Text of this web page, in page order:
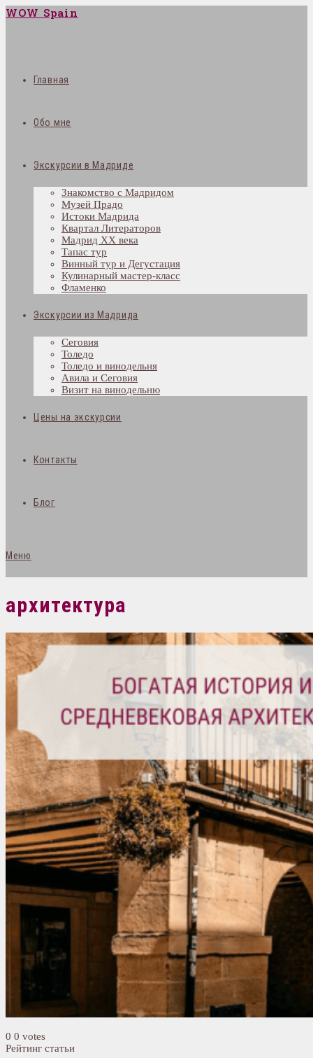
WOW Spain
Главная
Обо мне
Экскурсии в Мадриде
Знакомство с Мадридом
Музей Прадо
Истоки Мадрида
Квартал Литераторов
Мадрид XX века
Тапас тур
Винный тур и Дегустация
Кулинарный мастер-класс
Фламенко
Экскурсии из Мадрида
Сеговия
Толедо
Толедо и винодельня
Авила и Сеговия
Визит на винодельню
Цены на экскурсии
Контакты
Блог
Меню
архитектура
0 0 votes
Рейтинг статьи